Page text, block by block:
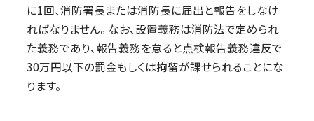
に1回、消防署長または消防長に届出と報告をしなけ
ればなりません。 なお、設置義務は消防法で定められ
た義務であり、報告義務を怠ると点検報告義務違反で
30万円以下の罰金もしくは拘留が課せられることにな
ります。